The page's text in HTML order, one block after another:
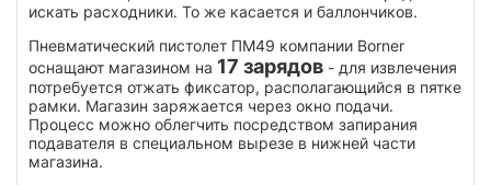
искать расходники. То же касается и баллончиков.
Пневматический пистолет ПМ49 компании Borner
оснащают магазином на 17 зарядов - для извлечения
потребуется отжать фиксатор, располагающийся в пятке
рамки. Магазин заряжается через окно подачи.
Процесс можно облегчить посредством запирания
подавателя в специальном вырезе в нижней части
магазина.